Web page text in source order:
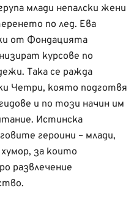
млади непалски жени
по лед. Ева
от Фондацията
курсове по
Така се ражда
Четри, която подготвя
и по този начин им
Истинска
героини – млади,
за които
развлечение